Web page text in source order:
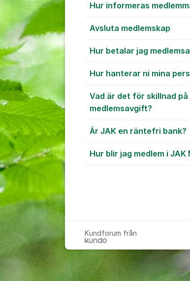
Hur informeras
Avsluta medlemskap
Hur betalar jag
Hur hanterar ni mina
Vad är det för skillnad
medlemsavgift?
Är JAK en räntefri bank?
Hur blir jag medlem i JAK
Kundforum från